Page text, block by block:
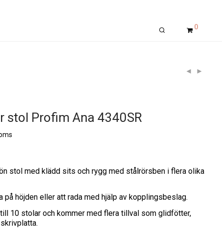
0
stol Profim Ana 4340SR
stol med klädd sits och rygg med stålrörsben i flera olika
på höjden eller att rada med hjälp av kopplingsbeslag.
10 stolar och kommer med flera tillval som glidfötter,